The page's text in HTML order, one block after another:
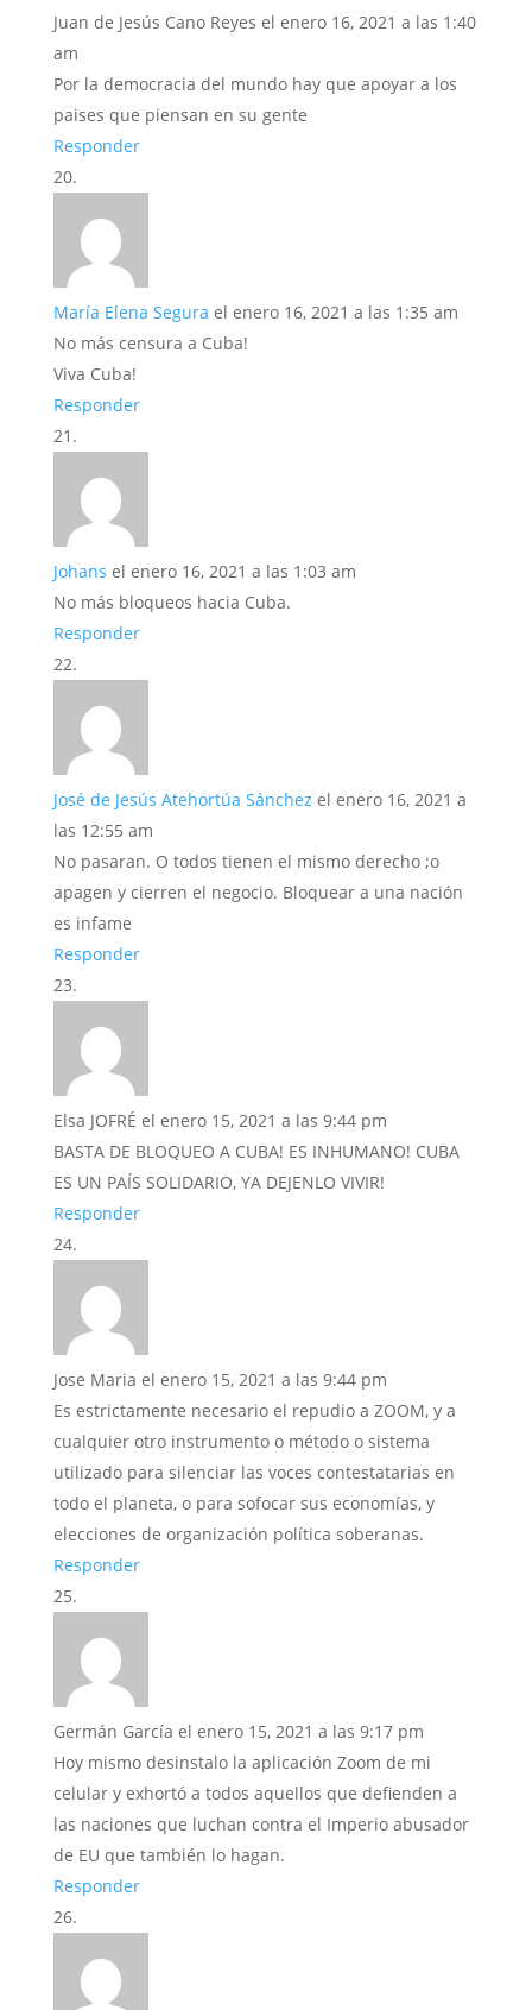
Juan de Jesús Cano Reyes el enero 16, 2021 a las 1:40
am
Por la democracia del mundo hay que apoyar a los
paises que piensan en su gente
Responder
María Elena Segura el enero 16, 2021 a las 1:35 am
No más censura a Cuba!
Viva Cuba!
Responder
Johans el enero 16, 2021 a las 1:03 am
No más bloqueos hacia Cuba.
Responder
José de Jesús Atehortúa Sánchez el enero 16, 2021 a
las 12:55 am
No pasaran. O todos tienen el mismo derecho ;o
apagen y cierren el negocio. Bloquear a una nación
es infame
Responder
Elsa JOFRÉ el enero 15, 2021 a las 9:44 pm
BASTA DE BLOQUEO A CUBA! ES INHUMANO! CUBA
ES UN PAÍS SOLIDARIO, YA DEJENLO VIVIR!
Responder
Jose Maria el enero 15, 2021 a las 9:44 pm
Es estrictamente necesario el repudio a ZOOM, y a
cualquier otro instrumento o método o sistema
utilizado para silenciar las voces contestatarias en
todo el planeta, o para sofocar sus economías, y
elecciones de organización política soberanas.
Responder
Germán García el enero 15, 2021 a las 9:17 pm
Hoy mismo desinstalo la aplicación Zoom de mi
celular y exhortó a todos aquellos que defienden a
las naciones que luchan contra el Imperio abusador
de EU que también lo hagan.
Responder